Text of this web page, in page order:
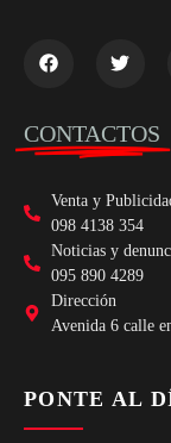
CONTACTOS
Venta y
098 4138 354
Noticias y
095 890 4289
Dirección
Avenida 6 calle
PONTE AL